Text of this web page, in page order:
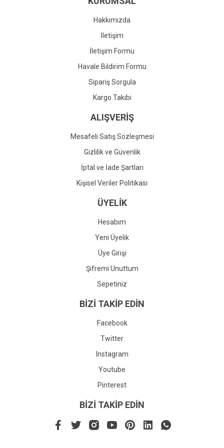
Gönder
Hakkımızda
İletişim
İletişim Formu
Havale Bildirim Formu
Sipariş Sorgula
Kargo Takibi
ALIŞVERİŞ
Mesafeli Satış Sözleşmesi
Gizlilik ve Güvenlik
İptal ve İade Şartları
Kişisel Veriler Politikası
ÜYELİK
Hesabım
Yeni Üyelik
Üye Girişi
Şifremi Unuttum
Sepetiniz
BİZİ TAKİP EDİN
Facebook
Twitter
Instagram
Youtube
Pinterest
BİZİ TAKİP EDİN